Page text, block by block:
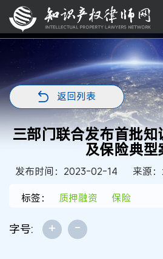
返回列表
三部门联合发布首批
及保险典型
发布时间：2023-02-14
来源
标签：
质押融资 保险
字号: + -